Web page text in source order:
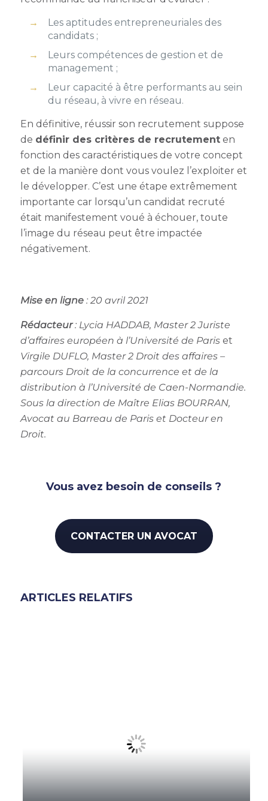
Les aptitudes entrepreneuriales des
candidats ;
Leurs compétences de gestion et de
management ;
Leur capacité à être performants au sein
du réseau, à vivre en réseau.
En définitive, réussir son recrutement suppose
de définir des critères de recrutement en
fonction des caractéristiques de votre concept
et de la manière dont vous voulez l’exploiter et
le développer. C’est une étape extrêmement
importante car lorsqu’un candidat recruté
était manifestement voué à échouer, toute
l’image du réseau peut être impactée
négativement.
Mise en ligne: 20 avril 2021
Rédacteur: Lycia HADDAB, Master 2 Juriste
d’affaires européen à l’Université de Pariset
Virgile DUFLO, Master 2 Droit des affaires –
parcours Droit de la concurrence et de la
distribution à l’Université de Caen-Normandie.
Sous la direction de Maître Elias BOURRAN,
Avocat au Barreau de Paris et Docteur en
Droit.
Vous avez besoin de conseils ?
CONTACTER UN AVOCAT
ARTICLES RELATIFS